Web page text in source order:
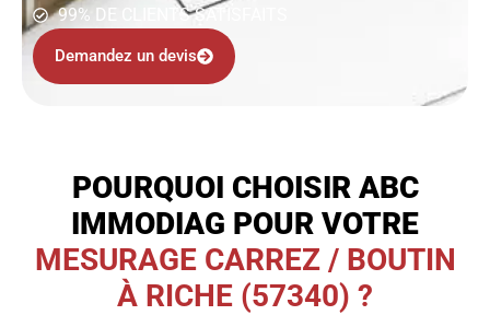
99% DE CLIENTS SATISFAITS
Demandez un devis
POURQUOI CHOISIR ABC
IMMODIAG POUR VOTRE
MESURAGE CARREZ / BOUTIN
À RICHE (57340) ?